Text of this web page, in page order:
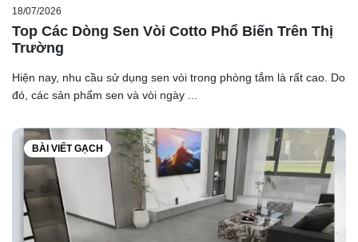
18/07/2026
Top Các Dòng Sen Vòi Cotto Phổ Biến Trên Thị
Trường
Hiện nay, nhu cầu sử dụng sen vòi trong phòng tắm là rất cao. Do
đó, các sản phẩm sen và vòi ngày ...
BÀI VIẾT GẠCH